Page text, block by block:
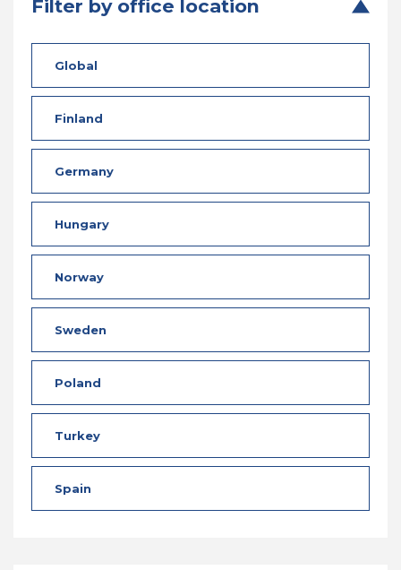
Filter by office location
Global
Finland
Germany
Hungary
Norway
Sweden
Poland
Turkey
Spain